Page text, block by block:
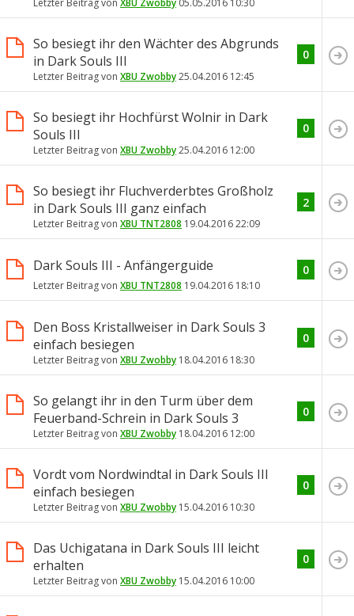
So besiegt ihr den Wächter des Abgrunds
in Dark Souls III
Letzter Beitrag von XBU Zwobby25.04.2016 12:45
0
So besiegt ihr Hochfürst Wolnir in Dark
Souls III
Letzter Beitrag von XBU Zwobby25.04.2016 12:00
0
So besiegt ihr Fluchverderbtes Großholz
in Dark Souls III ganz einfach
Letzter Beitrag von XBU TNT2808 19.04.201622:09
2
Dark Souls III - Anfängerguide
Letzter Beitrag von XBU TNT2808 19.04.2016 18:10
0
Den Boss Kristallweiser in Dark Souls 3
einfach besiegen
Letzter Beitrag von XBU Zwobby 18.04.2016 18:30
0
So gelangt ihr in den Turm über dem
Feuerband-Schrein in Dark Souls 3
Letzter Beitrag von XBU Zwobby 18.04.2016 12:00
0
Vordt vom Nordwindtal in Dark Souls III
einfach besiegen
Letzter Beitrag von XBU Zwobby 15.04.2016 10:30
0
Das Uchigatana in Dark Souls III leicht
erhalten
Letzter Beitrag von XBU Zwobby 15.04.2016 10:00
0